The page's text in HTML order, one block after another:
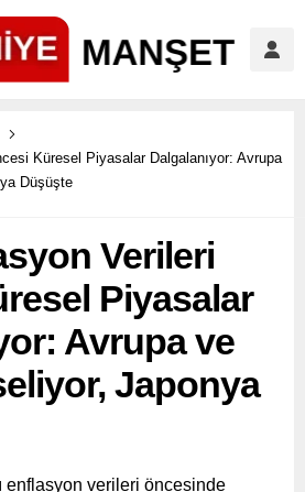
Küresel Piyasalar Dalgalanıyor: Avrupa
Düşüşte
Verileri
Piyasalar
Avrupa ve
Japonya
enflasyon verileri öncesinde